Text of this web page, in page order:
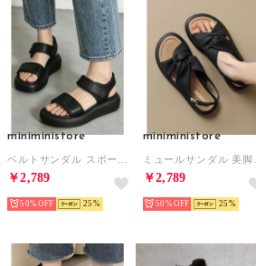
miniministore
￥2,789
50% 25
miniministore
￥2,789
50% 25